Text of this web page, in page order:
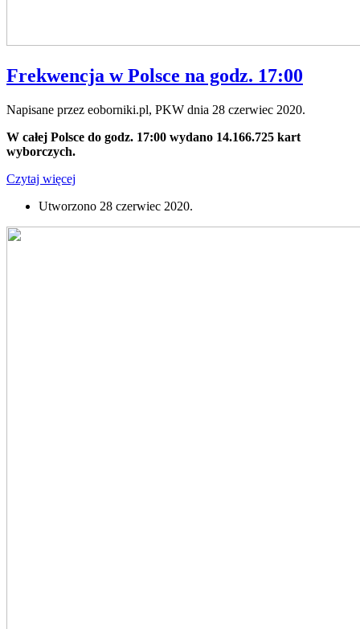
Frekwencja w Polsce na godz. 17:00
Napisane przez eoborniki.pl, PKW dnia 28 czerwiec 2020.
W całej Polsce do godz. 17:00 wydano 14.166.725 kart
wyborczych.
Czytaj więcej
Utworzono 28 czerwiec 2020.